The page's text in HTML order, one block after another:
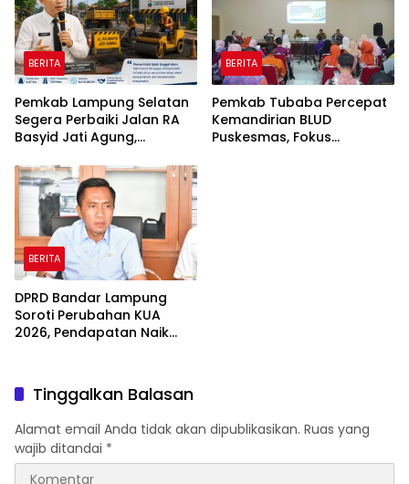
BERITA
Pemkab Lampung Selatan
Segera Perbaiki Jalan RA
Basyid Jati Agung,
Disiapkan
BERITA
Pemkab Tubaba Percepat
Kemandirian BLUD
Puskesmas, Fokus
BERITA
DPRD Bandar Lampung
Soroti Perubahan KUA
2026, Pendapatan Naik
Tinggalkan Balasan
Alamat email Anda tidak akan dipublikasikan. Ruas yang
wajib ditandai *